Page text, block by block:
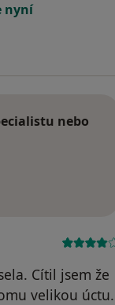
nyní
nebo
Cítil jsem že
velikou úctu.